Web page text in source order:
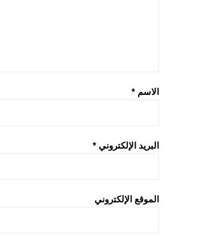
الاسم *
البريد الإلكتروني *
الموقع الإلكتروني